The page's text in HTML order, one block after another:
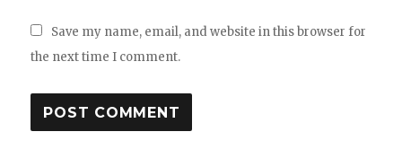
Save my name, email, and website in this browser for
the next time I comment.